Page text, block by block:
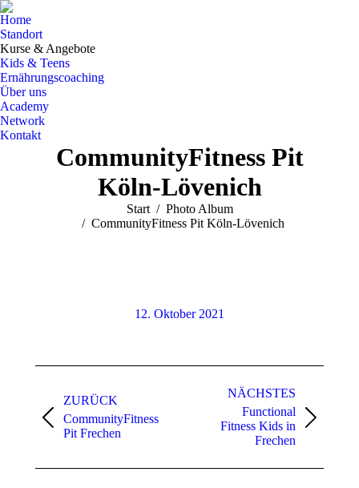
Home
Standort
Kurse & Angebote
Kids & Teens
Ernährungscoaching
Über uns
Academy
Network
Kontakt
CommunityFitness Pit
Köln-Lövenich
Sie befinden sich hier:
Start
Photo Album
CommunityFitness Pit Köln-Lövenich
12. Oktober 2021
Navigation
ZURÜCK
Vorheriges
Album:
CommunityFitness
Pit Frechen
NÄCHSTES
Nächstes
Functional
Fitness Kids in
Frechen